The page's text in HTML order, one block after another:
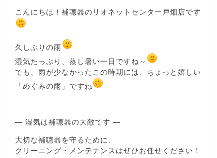
こんにちは！補聴器のリオネットセンター戸畑店です
久しぶりの雨
湿気たっぷり、蒸し暑い一日ですね～
でも、雨が少なかったこの時期には、ちょっと嬉しい
「めぐみの雨」ですね
— 湿気は補聴器の大敵です —
大切な補聴器を守るために、
クリーニング・メンテナンスはぜひお任せください！